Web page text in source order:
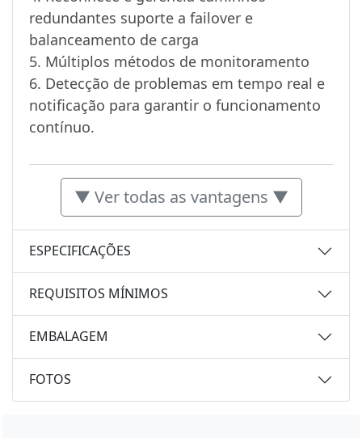
redundantes suporte a failover e
balanceamento de carga
5. Múltiplos métodos de monitoramento
6. Detecção de problemas em tempo real e
notificação para garantir o funcionamento
contínuo.
▼ Ver todas as vantagens ▼
ESPECIFICAÇÕES
REQUISITOS MÍNIMOS
EMBALAGEM
FOTOS